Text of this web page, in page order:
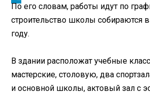
По его словам, работы идут по
строительство школы собираются
году.
В здании расположат учебные
мастерские, столовую, два
и основной школы, актовый зал с